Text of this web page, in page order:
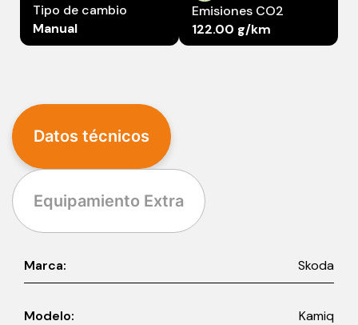
Tipo de cambio
Manual
Emisiones CO2
122.00 g/km
Datos técnicos
Equipamiento Extra
Marca: Skoda
Modelo: Kamiq